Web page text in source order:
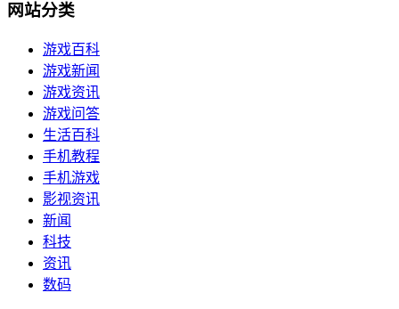
网站分类
游戏百科
游戏新闻
游戏资讯
游戏问答
生活百科
手机教程
手机游戏
影视资讯
新闻
科技
资讯
数码